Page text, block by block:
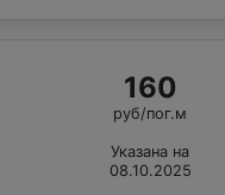
160
руб/пог.м
Указана на
08.10.2025